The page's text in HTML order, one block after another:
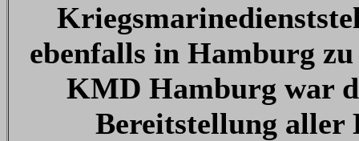
ebenfalls in Hamburg
KMD Hamburg war
Bereitstellung aller